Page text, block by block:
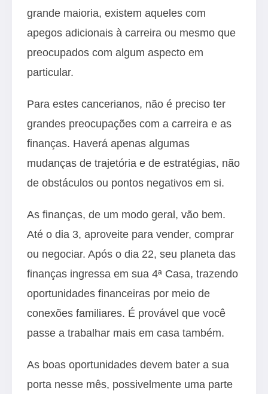
grande maioria, existem aqueles com
apegos adicionais à carreira ou mesmo que
preocupados com algum aspecto em
particular.
Para estes cancerianos, não é preciso ter
grandes preocupações com a carreira e as
finanças. Haverá apenas algumas
mudanças de trajetória e de estratégias, não
de obstáculos ou pontos negativos em si.
As finanças, de um modo geral, vão bem.
Até o dia 3, aproveite para vender, comprar
ou negociar. Após o dia 22, seu planeta das
finanças ingressa em sua 4ª Casa, trazendo
oportunidades financeiras por meio de
conexões familiares. É provável que você
passe a trabalhar mais em casa também.
As boas oportunidades devem bater a sua
porta nesse mês, possivelmente uma parte